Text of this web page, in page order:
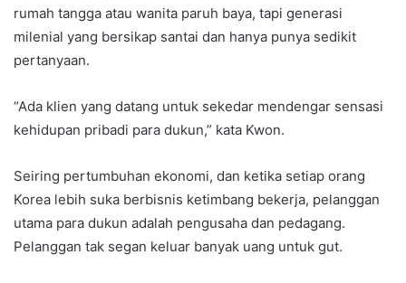
rumah tangga atau wanita paruh baya, tapi generasi
milenial yang bersikap santai dan hanya punya sedikit
pertanyaan.
“Ada klien yang datang untuk sekedar mendengar sensasi
kehidupan pribadi para dukun,” kata Kwon.
Seiring pertumbuhan ekonomi, dan ketika setiap orang
Korea lebih suka berbisnis ketimbang bekerja, pelanggan
utama para dukun adalah pengusaha dan pedagang.
Pelanggan tak segan keluar banyak uang untuk gut.